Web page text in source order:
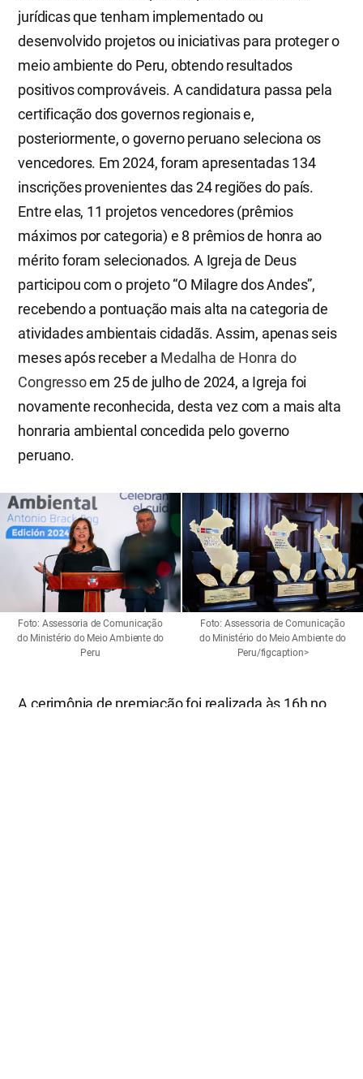
jurídicas que tenham implementado ou
desenvolvido projetos ou iniciativas para proteger o
meio ambiente do Peru, obtendo resultados
positivos comprováveis. A candidatura passa pela
certificação dos governos regionais e,
posteriormente, o governo peruano seleciona os
vencedores. Em 2024, foram apresentadas 134
inscrições provenientes das 24 regiões do país.
Entre elas, 11 projetos vencedores (prêmios
máximos por categoria) e 8 prêmios de honra ao
mérito foram selecionados. A Igreja de Deus
participou com o projeto “O Milagre dos Andes”,
recebendo a pontuação mais alta na categoria de
atividades ambientais cidadãs. Assim, apenas seis
meses após receber a Medalha de Honra do
Congressoem 25 de julho de 2024, a Igreja foi
novamente reconhecida, desta vez com a mais alta
honraria ambiental concedida pelo governo
peruano.
Foto: Assessoria de Comunicação
do Ministério do Meio Ambiente do
Peru
Foto: Assessoria de Comunicação
do Ministério do Meio Ambiente do
Peru/figcaption>
A cerimônia de premiação foi realizada às 16h no